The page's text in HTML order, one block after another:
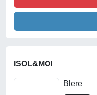
ISOL&MOI
Blere